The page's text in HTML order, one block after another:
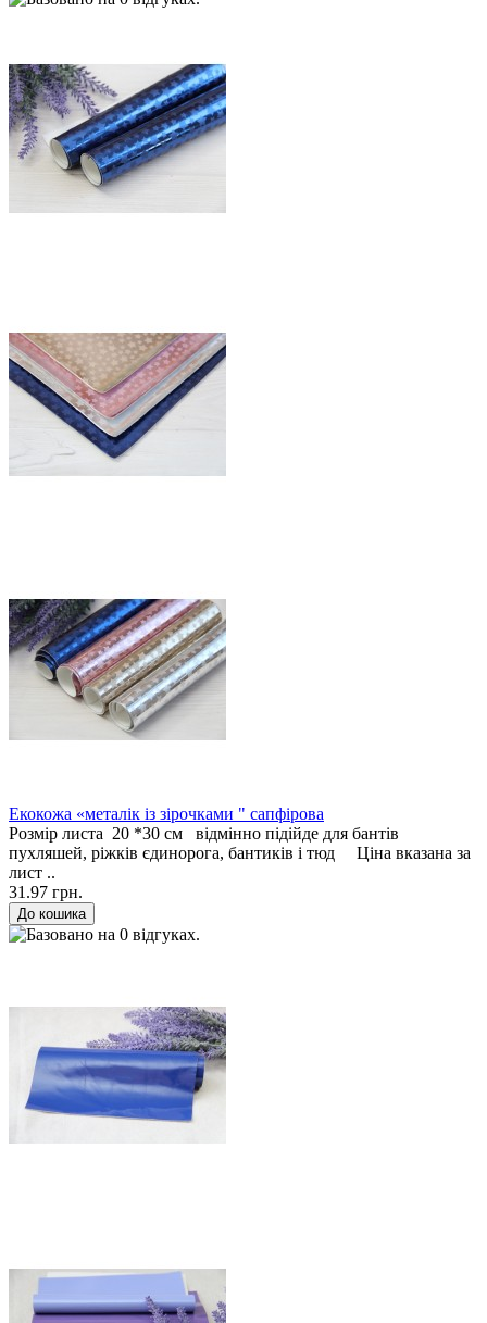
Екокожа «металік із зірочками " сапфірова
Розмір листа 20 *30 см відмінно підійде для бантів
пухляшей, ріжків єдинорога, бантиків і тюд Ціна вказана за
лист ..
31.97 грн.